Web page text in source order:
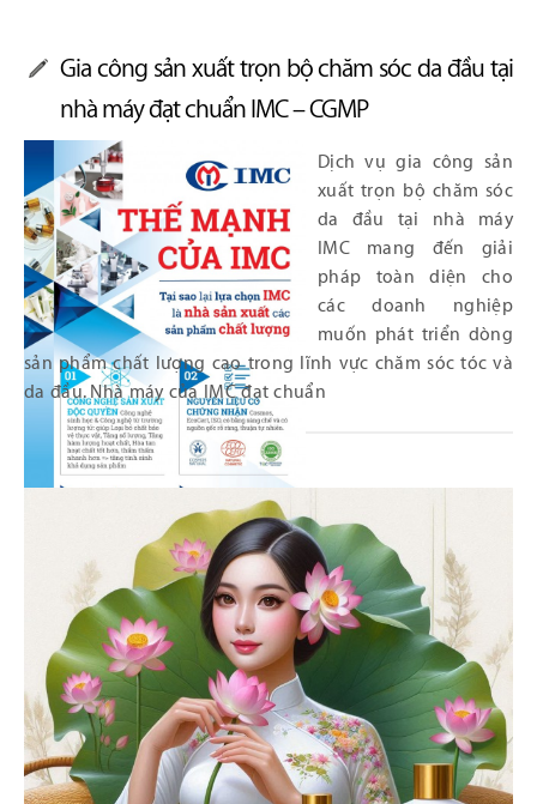
Gia công sản xuất trọn bộ chăm sóc da đầu tại
nhà máy đạt chuẩn IMC – CGMP
Dịch vụ gia công sản
xuất trọn bộ chăm sóc
da đầu tại nhà máy
IMC mang đến giải
pháp toàn diện cho
các doanh nghiệp
muốn phát triển dòng
sản phẩm chất lượng cao trong lĩnh vực chăm sóc tóc và
da đầu. Nhà máy của IMC đạt chuẩn